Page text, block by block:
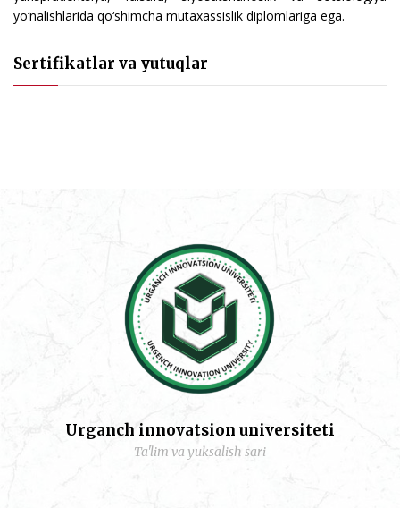
yo‘nalishlarida qo‘shimcha mutaxassislik diplomlariga ega.
Sertifikatlar va yutuqlar
Urganch innovatsion universiteti
Ta'lim va yuksalish sari